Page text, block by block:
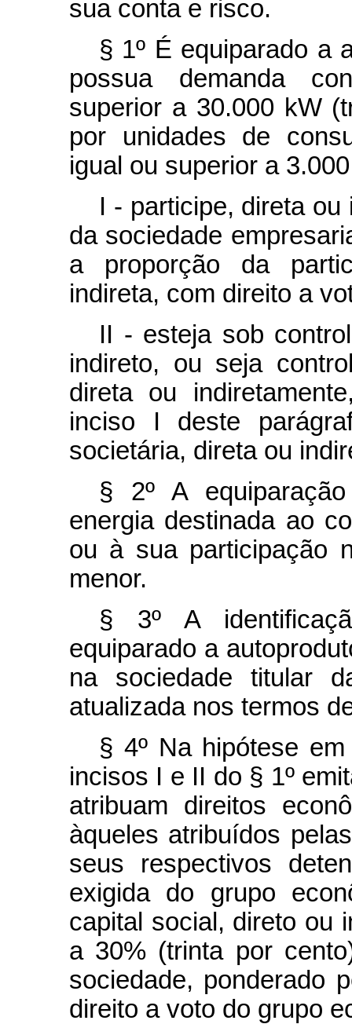
sua conta e risco.
§ 1º É equiparado a
possua demanda
superior a 30.000 kW
por unidades de
igual ou superior a
I - participe, direta
da sociedade
a proporção da
indireta, com direito a
II - esteja sob
indireto, ou seja
direta ou
inciso I deste
societária, direta ou
§ 2º A
energia destinada ao
ou à sua participação
menor.
§ 3º A
equiparado a
na sociedade titular
atualizada nos termos
§ 4º Na hipótese
incisos I e II do § 1º
atribuam direitos
àqueles atribuídos
seus respectivos
exigida do grupo
capital social, direto ou
a 30% (trinta por
sociedade, ponderado
direito a voto do grupo